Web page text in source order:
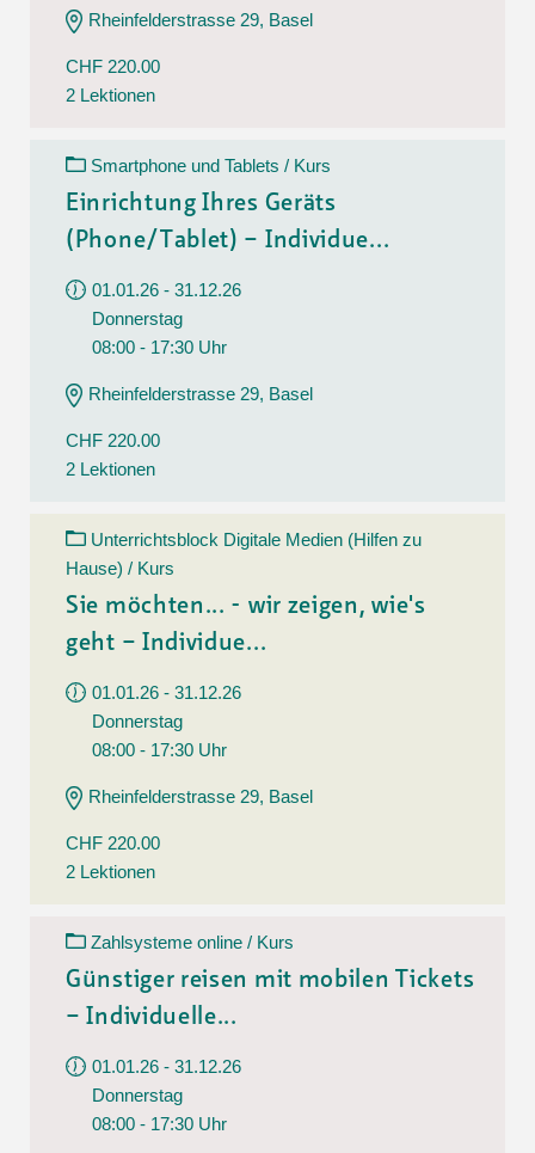
Rheinfelderstrasse 29, Basel
CHF 220.00
2 Lektionen
Smartphone und Tablets / Kurs
Einrichtung Ihres Geräts
(Phone/Tablet) – Individue...
01.01.26 - 31.12.26
Donnerstag
08:00 - 17:30 Uhr
Rheinfelderstrasse 29, Basel
CHF 220.00
2 Lektionen
Unterrichtsblock Digitale Medien (Hilfen zu
Hause) / Kurs
Sie möchten... - wir zeigen, wie's
geht – Individue...
01.01.26 - 31.12.26
Donnerstag
08:00 - 17:30 Uhr
Rheinfelderstrasse 29, Basel
CHF 220.00
2 Lektionen
Zahlsysteme online / Kurs
Günstiger reisen mit mobilen Tickets
– Individuelle...
01.01.26 - 31.12.26
Donnerstag
08:00 - 17:30 Uhr